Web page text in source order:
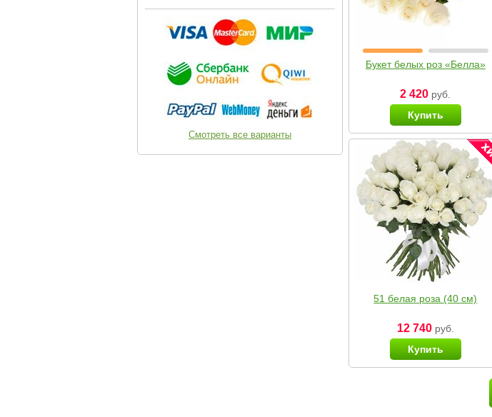
Смотреть все варианты
Букет белых роз «Белла»
2 420 руб.
Купить
51 белая роза (40 см)
12 740руб.
Купить